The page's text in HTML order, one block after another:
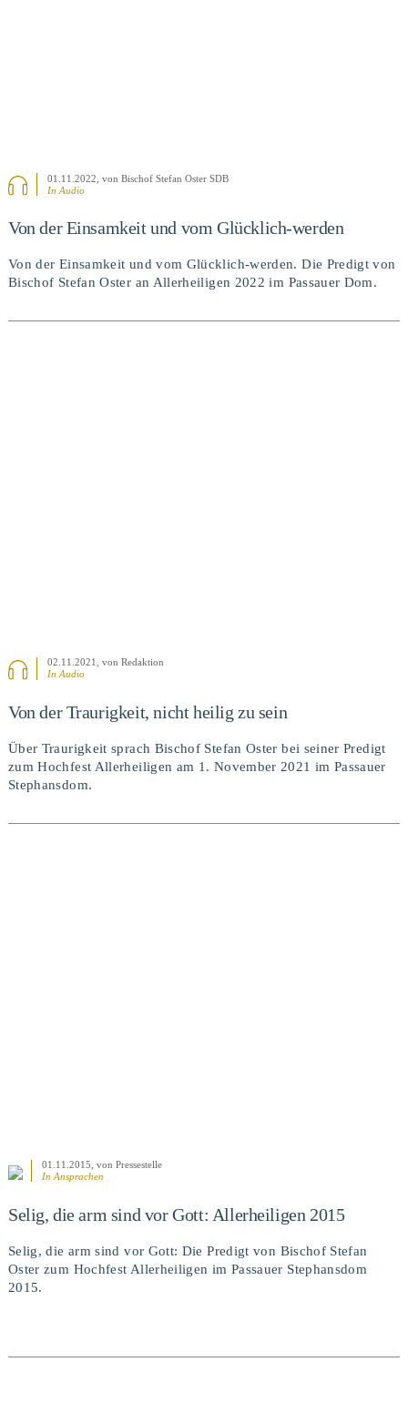
01.11.2022 , von Bischof Stefan Oster SDB
In Audio
Von der Einsamkeit und vom Glücklich-werden
Von der Einsamkeit und vom Glücklich-werden. Die Predigt von
Bischof Stefan Oster an Allerheiligen 2022 im Passauer Dom.
02.11.2021, von Redaktion
In Audio
Von der Traurigkeit, nicht heilig zu sein
Über Traurigkeit sprach Bischof Stefan Oster bei seiner Predigt
zum Hochfest Allerheiligen am 1. November 2021 im Passauer
Stephansdom.
01.11.2015 , von Pressestelle
In Ansprachen
Selig, die arm sind vor Gott: Allerheiligen 2015
Selig, die arm sind vor Gott: Die Predigt von Bischof Stefan
Oster zum Hochfest Allerheiligen im Passauer Stephansdom
2015.